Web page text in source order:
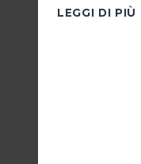
LEGGI DI PIÙ